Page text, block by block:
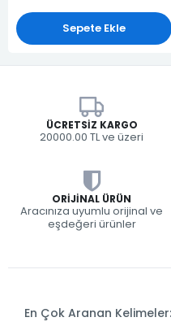
Sepete Ekle
ÜCRETSIZ KARGO
20000.00 TL ve üzeri
ORIJINAL ÜRÜN
Aracınıza uyumlu orijinal ve
eşdeğeri ürünler
En Çok Aranan Kelimeler: